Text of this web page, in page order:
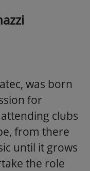
was born
for
clubs
from there
until it grows
the role